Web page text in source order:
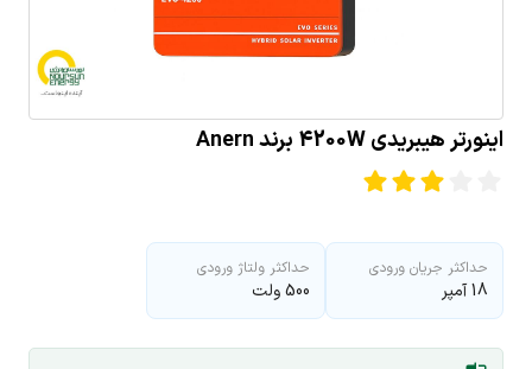
اینورتر هیبریدی 4200W برند Anern
حداکثر جریان ورودی
18 آمپر
حداکثر ولتاژ ورودی
500 ولت